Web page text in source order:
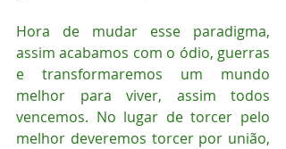
Hora de mudar esse paradigma,
assim acabamos com o ódio, guerras
e transformaremos um mundo
melhor para viver, assim todos
vencemos. No lugar de torcer pelo
melhor deveremos torcer por união,